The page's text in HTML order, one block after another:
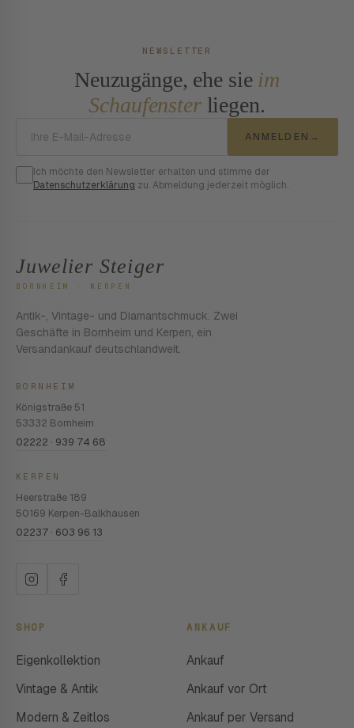
NEWSLETTER
Neuzugänge, ehe sie im
Schaufensterliegen.
ANMELDEN →
Ich möchte den Newsletter erhalten und stimme der
Datenschutzerklärung zu. Abmeldung jederzeit möglich.
Juwelier Steiger
BORNHEIM · KERPEN
Antik-, Vintage- und Diamantschmuck. Zwei
Geschäfte in Bornheim und Kerpen, ein
Versandankauf deutschlandweit.
BORNHEIM
Königstraße 51
53332 Bornheim
02222 · 939 74 68
KERPEN
Heerstraße 189
50169 Kerpen-Balkhausen
02237 · 603 96 13
SHOP
Eigenkollektion
Vintage & Antik
Modern & Zeitlos
ANKAUF
Ankauf
Ankauf vor Ort
Ankauf per Versand